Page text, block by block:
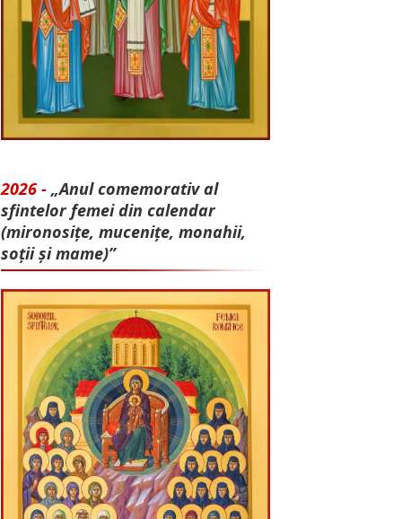
2026 - „Anul comemorativ al
sfintelor femei din calendar
(mironosițe, mu­cenițe, monahii,
soții și mame)”